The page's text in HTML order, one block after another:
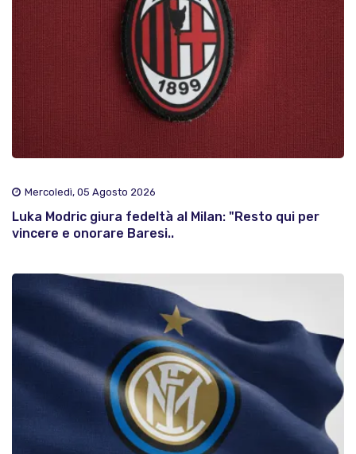
Mercoledì, 05 Agosto 2026
Luka Modric giura fedeltà al Milan: "Resto qui per
vincere e onorare Baresi..